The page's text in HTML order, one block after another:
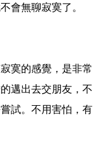
會無聊寂寞了。
寞的感覺，是非常
邁出去交朋友，不
試。不用害怕，有